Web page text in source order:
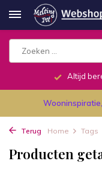
Altijd
Terug Home Tags
Producten